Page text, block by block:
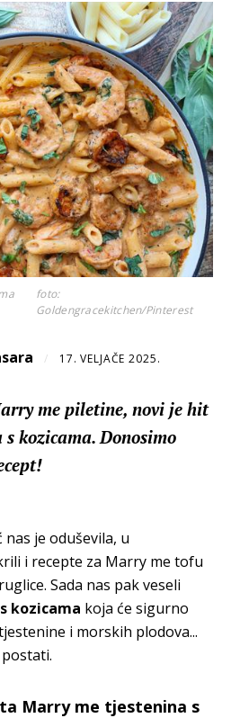
foto:
Goldengracekitchen/Pinterest
/ 17. VELJAČE 2025.
me piletine, novi je hit
kozicama. Donosimo
nas je oduševila, u
i recepte za Marry me tofu
Sada nas pak veseli
s kozicama koja će sigurno
i morskih plodova...
Marry me tjestenina s